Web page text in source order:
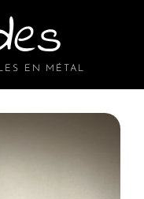
EN MÉTAL